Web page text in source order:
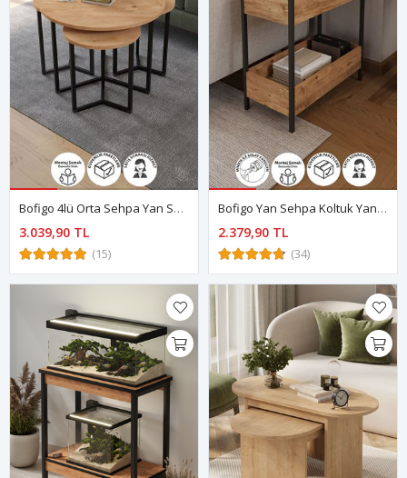
Bofigo 4lü Orta Sehpa Yan Sehpa Dekoratif Sehpa Metal Sehpa Yonca Çam
3.039,90 TL
(15)
Bofigo Yan Sehpa Koltuk Yanı Sehpa Koltuk Sehpası Orta Sehpa Çam
2.379,90 TL
(34)